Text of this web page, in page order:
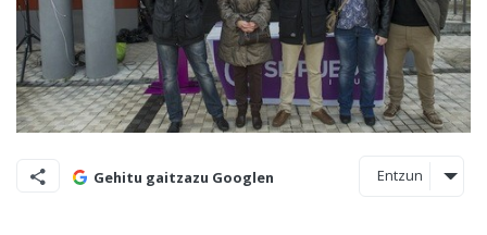
Gehitu gaitzazu Googlen Entzun